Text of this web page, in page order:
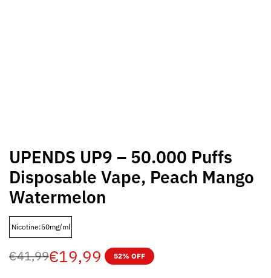
UPENDS UP9 – 50.000 Puffs
Disposable Vape, Peach Mango
Watermelon
Nicotine:50mg/ml
€41,99€19,99 52% OFF